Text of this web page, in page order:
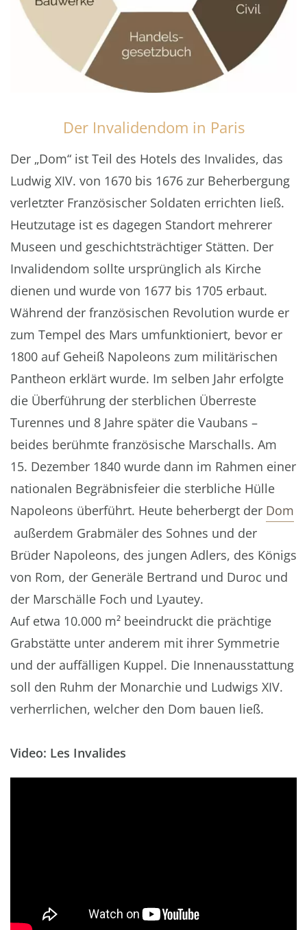
Der Invalidendom in Paris
Der „Dom“ ist Teil des Hotels des Invalides, das
Ludwig XIV. von 1670 bis 1676 zur Beherbergung
verletzter Französischer Soldaten errichten ließ.
Heutzutage ist es dagegen Standort mehrerer
Museen und geschichtsträchtiger Stätten. Der
Invalidendom sollte ursprünglich als Kirche
dienen und wurde von 1677 bis 1705 erbaut.
Während der französischen Revolution wurde er
zum Tempel des Mars umfunktioniert, bevor er
1800 auf Geheiß Napoleons zum militärischen
Pantheon erklärt wurde. Im selben Jahr erfolgte
die Überführung der sterblichen Überreste
Turennes und 8 Jahre später die Vaubans –
beides berühmte französische Marschalls. Am
15. Dezember 1840 wurde dann im Rahmen einer
nationalen Begräbnisfeier die sterbliche Hülle
Napoleons überführt. Heute beherbergt der Dom
außerdem Grabmäler des Sohnes und der
Brüder Napoleons, des jungen Adlers, des Königs
von Rom, der Generäle Bertrand und Duroc und
der Marschälle Foch und Lyautey.
Auf etwa 10.000 m² beeindruckt die prächtige
Grabstätte unter anderem mit ihrer Symmetrie
und der auffälligen Kuppel. Die Innenausstattung
soll den Ruhm der Monarchie und Ludwigs XIV.
verherrlichen, welcher den Dom bauen ließ.
Video: Les Invalides